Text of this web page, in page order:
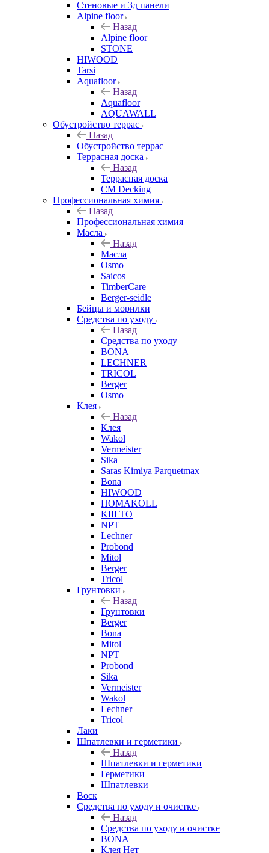
Стеновые и 3д панели
Alpine floor
Назад
Alpine floor
STONE
HIWOOD
Tarsi
Aquafloor
Назад
Aquafloor
AQUAWALL
Обустройство террас
Назад
Обустройство террас
Террасная доска
Назад
Террасная доска
CM Decking
Профессиональная химия
Назад
Профессиональная химия
Масла
Назад
Масла
Osmo
Saicos
TimberCare
Berger-seidle
Бейцы и морилки
Средства по уходу
Назад
Средства по уходу
BONA
LECHNER
TRICOL
Berger
Osmo
Клея
Назад
Клея
Wakol
Vermeister
Sika
Saras Kimiya Parquetmax
Bona
HIWOOD
HOMAKOLL
KIILTO
NPT
Lechner
Probond
Mitol
Berger
Tricol
Грунтовки
Назад
Грунтовки
Berger
Bona
Mitol
NPT
Probond
Sika
Vermeister
Wakol
Lechner
Tricol
Лаки
Шпатлевки и герметики
Назад
Шпатлевки и герметики
Герметики
Шпатлевки
Воск
Средства по уходу и очистке
Назад
Средства по уходу и очистке
BONA
Клея Нет